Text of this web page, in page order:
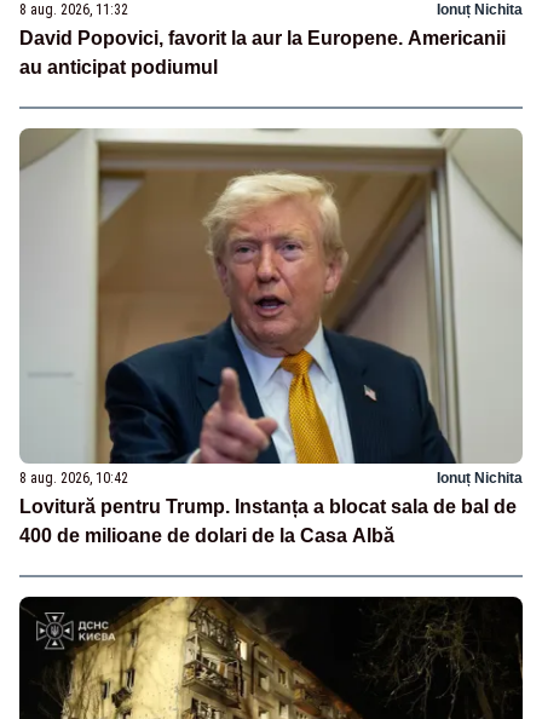
8 aug. 2026, 11:32 Ionuț Nichita
David Popovici, favorit la aur la Europene. Americanii
au anticipat podiumul
8 aug. 2026, 10:42 Ionuț Nichita
Lovitură pentru Trump. Instanța a blocat sala de bal de
400 de milioane de dolari de la Casa Albă